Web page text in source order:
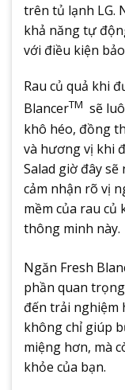
trên tủ lạnh LG.
khả năng tự
với điều kiện
Rau củ quả khi
BlancerTM sẽ
khô héo, đồng
và hương vị khi
Salad giờ đây
cảm nhận rõ vị
mềm của rau củ
thông minh này.
Ngăn Fresh
phần quan
đến trải nghiệm
không chỉ giúp
miệng hơn, mà
khỏe của bạn.